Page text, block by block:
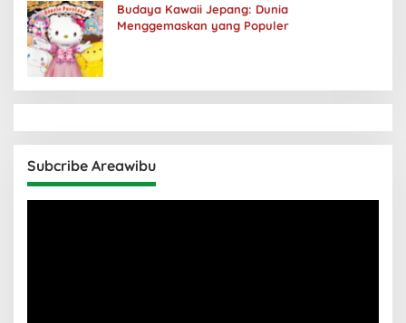
Budaya Kawaii Jepang: Dunia
Menggemaskan yang Populer
Subcribe Areawibu